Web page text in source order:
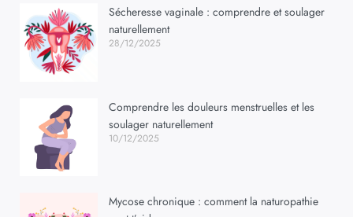
Sécheresse vaginale : comprendre et soulager
naturellement
28/12/2025
Comprendre les douleurs menstruelles et les
soulager naturellement
10/12/2025
Mycose chronique : comment la naturopathie